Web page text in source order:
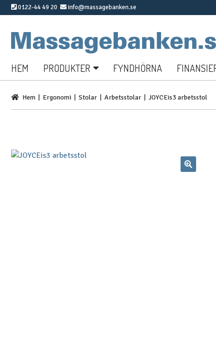
0122-44 49 20 info@massagebanken.se
Hoppa
till
Hoppa
till
HEM PRODUKTER FYNDHÖRNA
Hem Ergonomi |Stolar |Arbetsstolar | JOYCEis3 arbetsstol